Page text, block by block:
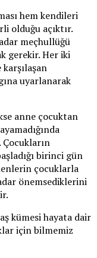
hem kendileri
olduğu açıktır.
meçhullüğü
gerekir. Her iki
uyarlanarak
anne çocuktan
Çocukların
birinci gün
çocuklarla
önemsediklerini
kümesi hayata dair
için bilmemiz